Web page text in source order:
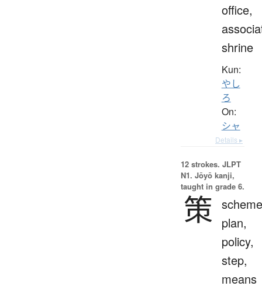
office,
shrine
Kun:
やし
ろ
On:
シャ
Details ▸
12 strokes. JLPT
N1. Jōyō kanji,
taught in grade 6.
策 plan,
policy,
step,
means